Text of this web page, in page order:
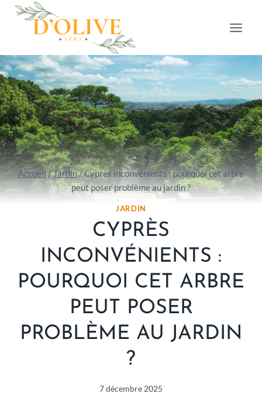
Aller
Accueil /Jardin/Cyprès inconvénients : pourquoi cet arbre
peut poser problème au jardin ?
JARDIN
CYPRÈS
INCONVÉNIENTS :
POURQUOI CET ARBRE
PEUT POSER
PROBLÈME AU JARDIN
?
7 décembre 2025